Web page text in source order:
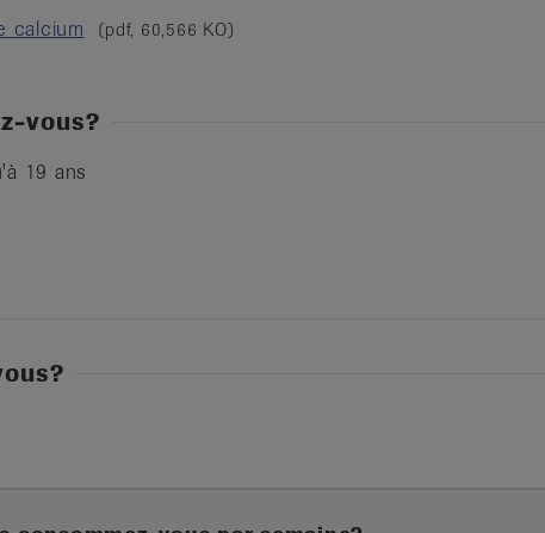
calcium (pdf, 60,566 KO)
vous?
19 ans